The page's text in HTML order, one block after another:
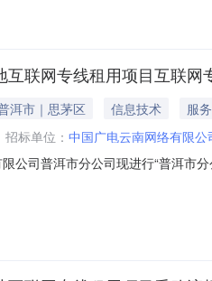
联网专线租用项目互联网
洱市｜思茅区 信息技术
服务
招标单位： 中国广电云南网络有限
公司普洱市分公司现进行“普洱市
询价采购1.5采购内容：本次询价